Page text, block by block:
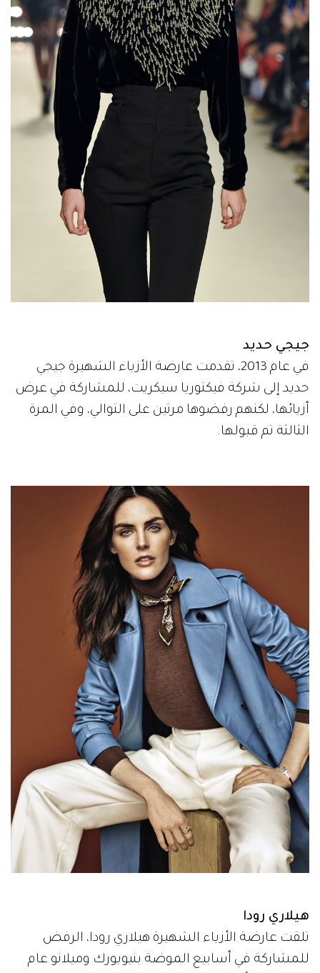
جيجي حديد
في عام 2013، تقدمت عارضة الأزياء الشهيرة جيجي
حديد إلى شركة فيكتوريا سيكريت، للمشاركة في عرض
أزيائها، لكنهم رفضوها مرتين على التوالي، وفي المرة
الثالثة تم قبولها.
هيلاري رودا
تلقت عارضة الأزياء الشهيرة هيلاري رودا، الرفض
للمشاركة في أسابيع الموضة بنيويورك وميلانو عام